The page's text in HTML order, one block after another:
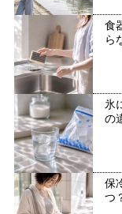
食
ら
氷
の
保
つ